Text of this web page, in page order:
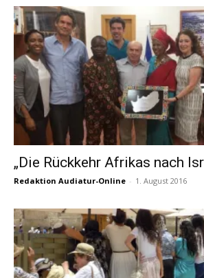
„Die Rückkehr Afrikas nach
Redaktion Audiatur-Online - 1. August 2016